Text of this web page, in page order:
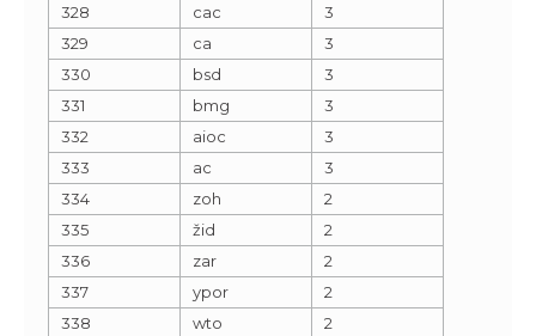
328
cac
3
329
ca
3
330
bsd
3
331
bmg
3
332
aioc
3
333
ac
3
334
zoh
2
335
žid
2
336
zar
2
337
ypor
2
338
wto
2